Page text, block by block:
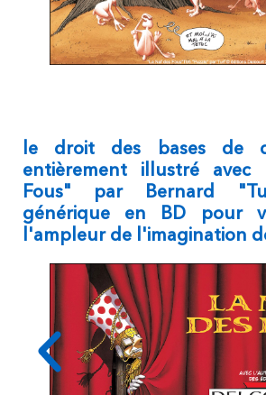
le droit des bases de
entièrement illustré
Fous" par Bernard
générique en BD pour
l'ampleur de l'imagination